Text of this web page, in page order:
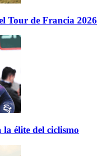
Tour de Francia 2026
élite del ciclismo